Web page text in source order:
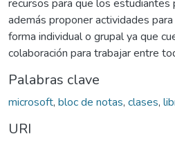
recursos para que los estudiantes
además proponer actividades
forma individual o grupal ya que
colaboración para trabajar entre
Palabras clave
microsoft, bloc de notas, clases,
URI